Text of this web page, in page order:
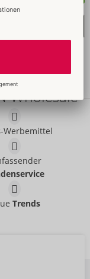
Wholesale
-Werbemittel
Trends